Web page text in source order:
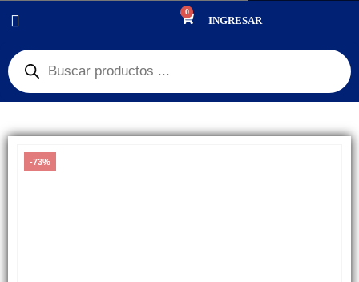
0
INGRESAR
GRAN REMATE, $150 PESOS
-73%